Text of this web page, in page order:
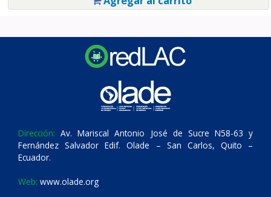
Dirección: Av. Mariscal Antonio José de Sucre N58-63 y
Fernández Salvador Edif. Olade – San Carlos, Quito –
Ecuador.
Web: www.olade.org